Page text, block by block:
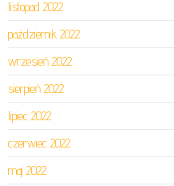
listopad 2022
październik 2022
wrzesień 2022
sierpień 2022
lipiec 2022
czerwiec 2022
maj 2022